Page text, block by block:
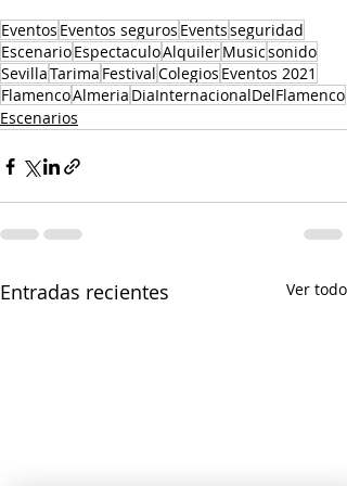
Eventos Eventos seguros Eventsseguridad
EscenarioEspectaculoAlquilerMusicsonido
SevillaTarima FestivalColegios Eventos 2021
FlamencoAlmeria DiaInternacionalDelFlamenco
Escenarios
Entradas recientes Ver todo